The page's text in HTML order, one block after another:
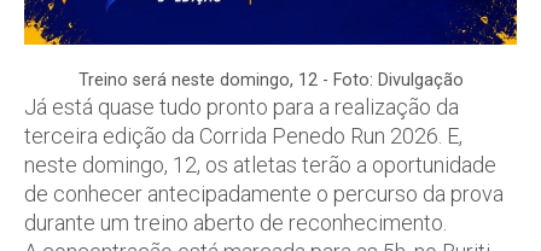
Treino será neste domingo, 12 - Foto: Divulgação
Já está quase tudo pronto para a realização da
terceira edição da Corrida Penedo Run 2026. E,
neste domingo, 12, os atletas terão a oportunidade
de conhecer antecipadamente o percurso da prova
durante um treino aberto de reconhecimento.